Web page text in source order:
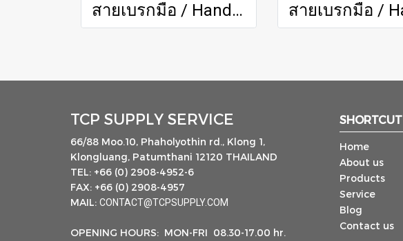
สายเบรกมือ / Handbrake Cable
TCP SUPPLY SERVICE
66/88 Moo.10, Phaholyothin rd., Klong 1,
Klongluang, Patumthani 12120 THAILAND
TEL: +66 (0) 2908-4952-6
FAX: +66 (0) 2908-4957
MAIL: CONTACT@TCPSUPPLY.COM
OPENING HOURS: MON-FRI 08.30-17.00 hr.
SHORTCUT
Home
About us
Products
Service
Blog
Contact us